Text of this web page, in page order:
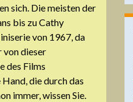
sich. Die meisten der
bis zu Cathy
von 1967, da
von dieser
des Films
die durch das
immer, wissen Sie.